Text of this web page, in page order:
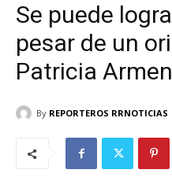
Se puede
pesar de un
Patricia
By REPORTEROS RRNOTICIAS